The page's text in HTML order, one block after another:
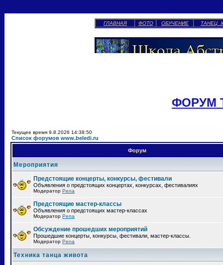
ГЛАВНАЯ ФОТО ОБУЧЕНИЕ ТАНЕЦ
ФОРУМ
Текущее время 9.8.2026 14:38:50
Список форумов www.beledi.ru
Форум
Мероприятия
Предстоящие концерты, конкурсы, фестивали
Объявления о предстоящих концертах, конкурсах, фестивалиях
Модератор Pena
Предстоящие мастер-классы
Объявления о предстоящих мастер-классах
Модератор Pena
Обсуждение прошедших мероприятий
Прошедшие концерты, конкурсы, фестивали, мастер-классы.
Модератор Pena
Техника танца живота